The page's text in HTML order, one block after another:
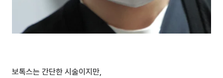
보톡스는 간단한 시술이지만,